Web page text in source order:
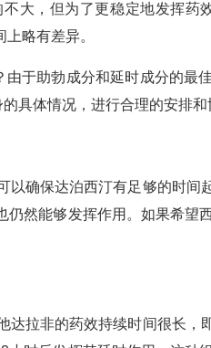
大，但为了更稳定地发挥药
略有差异。
于助勃成分和延时成分的最
具体情况，进行合理的安排和
以确保达泊西汀有足够的时间
然能够发挥作用。如果希望
达拉非的药效持续时间很长，